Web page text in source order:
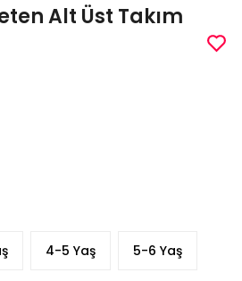
Alt Üst Takım
4-5 Yaş 5-6 Yaş